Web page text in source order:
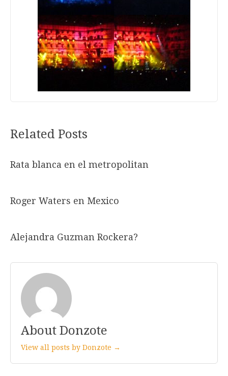
Related Posts
Rata blanca en el metropolitan
Roger Waters en Mexico
Alejandra Guzman Rockera?
About Donzote
View all posts by Donzote →